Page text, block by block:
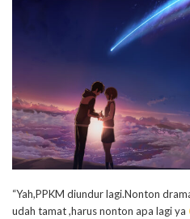
“Yah,PPKM diundur lagi.Nonton
udah tamat ,harus nonton apa lagi ya